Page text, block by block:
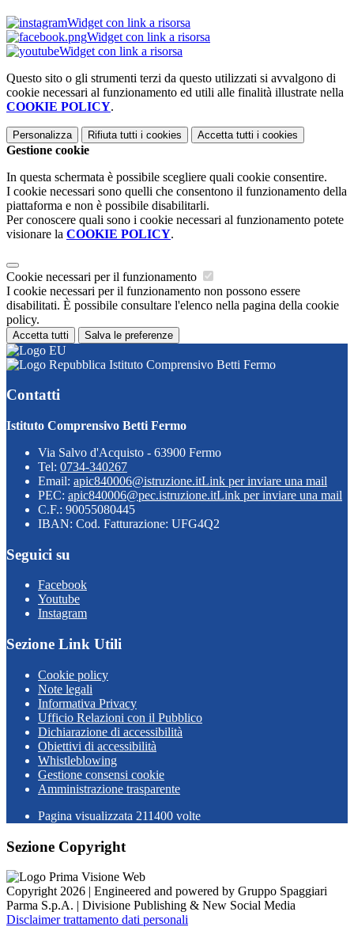
Widget con link a risorsa
Widget con link a risorsa
Widget con link a risorsa
Questo sito o gli strumenti terzi da questo utilizzati si avvalgono di
cookie necessari al funzionamento ed utili alle finalità illustrate nella
COOKIE POLICY.
Personalizza Rifiuta tutti i cookies Accetta tutti i cookies
Gestione cookie
In questa schermata è possibile scegliere quali cookie consentire.
I cookie necessari sono quelli che consentono il funzionamento della
piattaforma e non è possibile disabilitarli.
Per conoscere quali sono i cookie necessari al funzionamento potete
visionare la COOKIE POLICY.
Cookie necessari per il funzionamento
I cookie necessari per il funzionamento non possono essere
disabilitati. È possibile consultare l'elenco nella pagina della cookie
policy.
Accetta tutti Salva le preferenze
Istituto Comprensivo Betti Fermo
Contatti
Istituto Comprensivo Betti Fermo
Via Salvo d'Acquisto - 63900 Fermo
Tel: 0734-340267
Email: apic840006@istruzione.itLink per inviare una mail
PEC: apic840006@pec.istruzione.itLink per inviare una mail
C.F.: 90055080445
IBAN: Cod. Fatturazione: UFG4Q2
Seguici su
Facebook
Youtube
Instagram
Sezione Link Utili
Cookie policy
Note legali
Informativa Privacy
Ufficio Relazioni con il Pubblico
Dichiarazione di accessibilità
Obiettivi di accessibilità
Whistleblowing
Gestione consensi cookie
Amministrazione trasparente
Pagina visualizzata 211400 volte
Sezione Copyright
Copyright 2026 | Engineered and powered by Gruppo Spaggiari
Parma S.p.A. | Divisione Publishing & New Social Media
Disclaimer trattamento dati personali